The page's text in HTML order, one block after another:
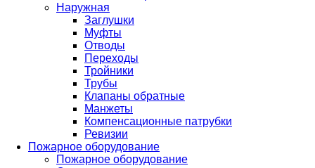
Наружная
Заглушки
Муфты
Отводы
Переходы
Тройники
Трубы
Клапаны обратные
Манжеты
Компенсационные патрубки
Ревизии
Пожарное оборудование
Пожарное оборудование